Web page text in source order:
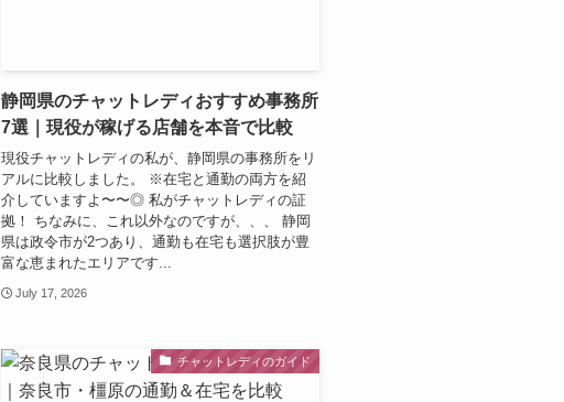
静岡県のチャットレディおすすめ事務所
7選｜現役が稼げる店舗を本音で比較
現役チャットレディの私が、静岡県の事務所をリ
アルに比較しました。 ※在宅と通勤の両方を紹
介していますよ〜〜◎ 私がチャットレディの証
拠！ ちなみに、これ以外なのですが、、、 静岡
県は政令市が2つあり、通勤も在宅も選択肢が豊
富な恵まれたエリアです...
July 17, 2026
チャットレディのガイド